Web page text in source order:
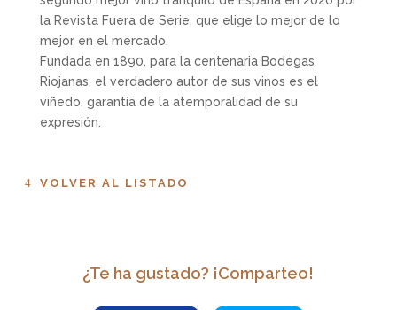
la Revista Fuera de Serie, que elige lo mejor de lo
mejor en el mercado.
Fundada en 1890, para la centenaria Bodegas
Riojanas, el verdadero autor de sus vinos es el
viñedo, garantía de la atemporalidad de su
expresión.
VOLVER AL LISTADO
¿Te ha gustado? ¡Comparteo!